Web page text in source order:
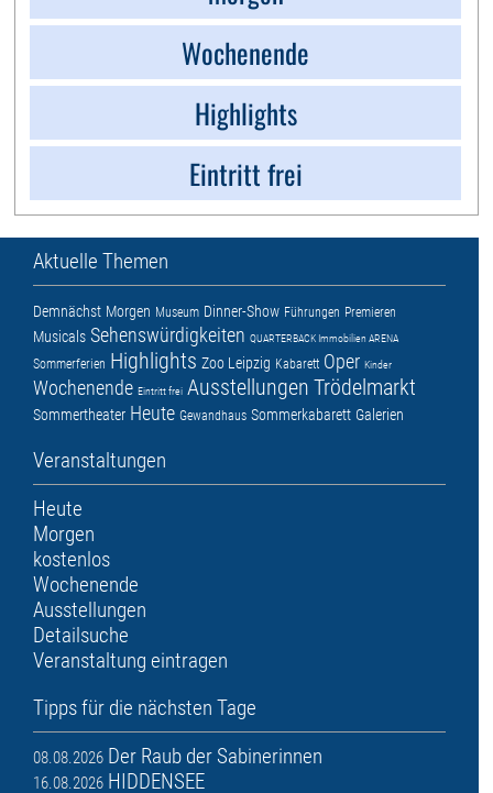
Wochenende
Highlights
Eintritt frei
Aktuelle Themen
Demnächst Morgen Museum Dinner-Show Führungen Premieren
Musicals Sehenswürdigkeiten QUARTERBACK Immobilien ARENA
Sommerferien Highlights Zoo Leipzig Kabarett Oper Kinder
Wochenende Eintritt frei Ausstellungen Trödelmarkt
Sommertheater Heute Gewandhaus Sommerkabarett Galerien
Veranstaltungen
Heute
Morgen
kostenlos
Wochenende
Ausstellungen
Detailsuche
Veranstaltung eintragen
Tipps für die nächsten Tage
08.08.2026 Der Raub der Sabinerinnen
16.08.2026 HIDDENSEE